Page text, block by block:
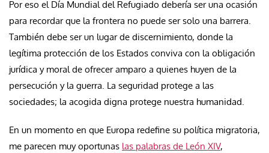
Por eso el Día Mundial del Refugiado debería ser una ocasión
para recordar que la frontera no puede ser solo una barrera.
También debe ser un lugar de discernimiento, donde la
legítima protección de los Estados conviva con la obligación
jurídica y moral de ofrecer amparo a quienes huyen de la
persecución y la guerra. La seguridad protege a las
sociedades; la acogida digna protege nuestra humanidad.
En un momento en que Europa redefine su política migratoria,
me parecen muy oportunas las palabras de León XIV,